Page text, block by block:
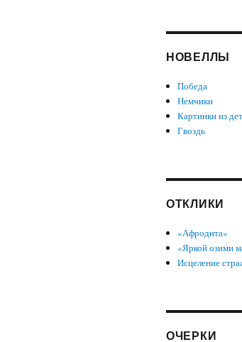
НОВЕЛЛЫ
Победа
Немчики
Картинки из
Гвоздь
ОТКЛИКИ
«Афродита»
«Яркой озими
Исцеление
ОЧЕРКИ